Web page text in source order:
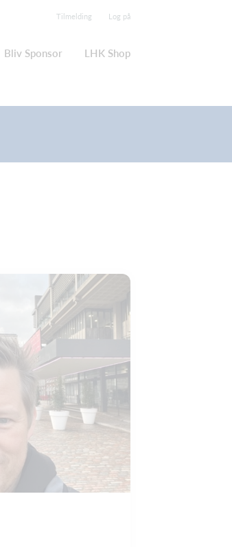
Tilmelding Log på
Bliv Sponsor LHK Shop